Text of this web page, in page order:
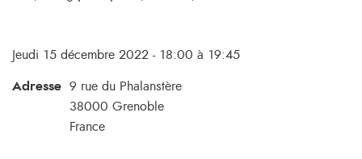
Jeudi 15 décembre 2022 - 18:00 à 19:45
Adresse
9 rue du Phalanstère
38000 Grenoble
France